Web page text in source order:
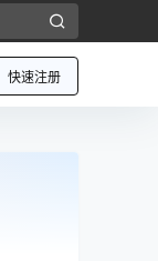
快速注册